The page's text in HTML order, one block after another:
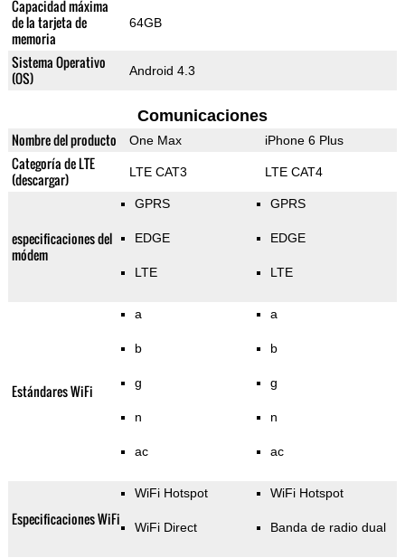
Capacidad máxima
de la tarjeta de
memoria
64GB
Sistema Operativo
(OS)
Android 4.3
Comunicaciones
Nombre del producto One Max iPhone 6 Plus
Categoría de LTE
(descargar)
LTE CAT3 LTE CAT4
especificaciones del
módem
GPRS
EDGE
LTE
GPRS
EDGE
LTE
Estándares WiFi
a
b
g
n
ac
a
b
g
n
ac
Especificaciones WiFi
WiFi Hotspot
WiFi Direct
WiFi Hotspot
Banda de radio dual